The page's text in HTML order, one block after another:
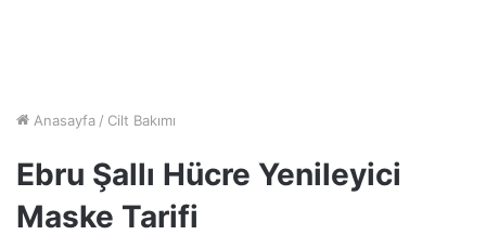
Anasayfa / Cilt Bakımı
Ebru Şallı Hücre Yenileyici
Maske Tarifi